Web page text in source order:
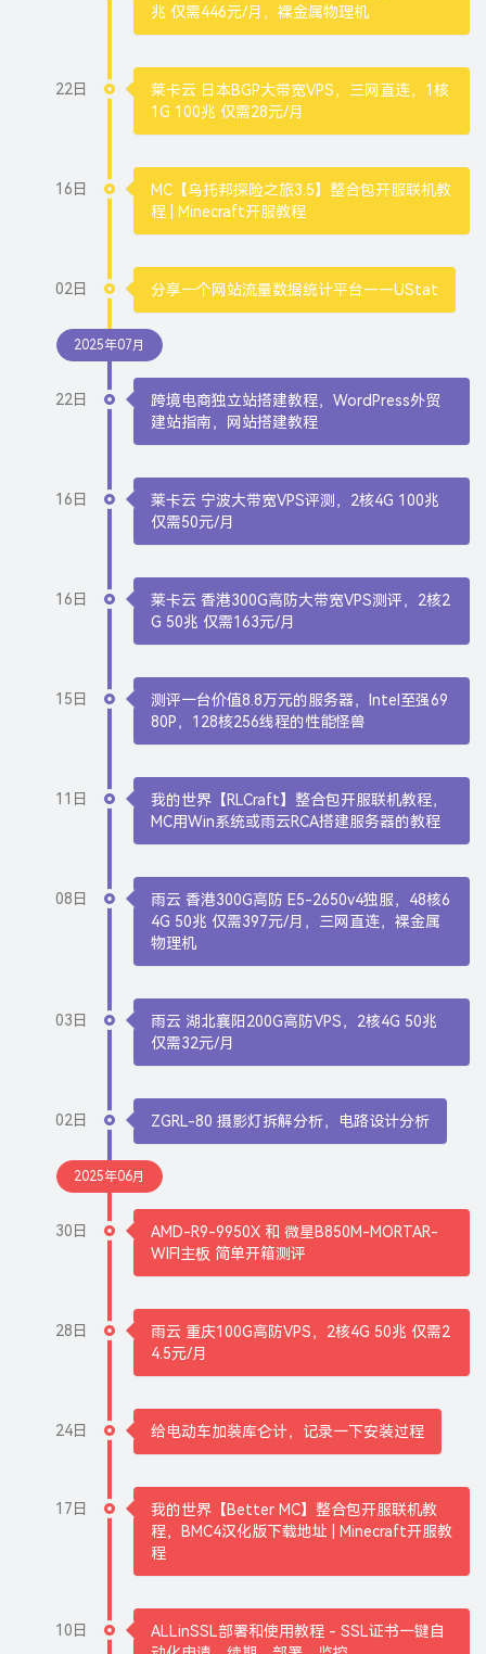
兆 仅需446元/月，裸金属物理机
22日
莱卡云 日本BGP大带宽VPS，三网直连，1核
1G 100兆 仅需28元/月
16日
MC【乌托邦探险之旅3.5】整合包开服联机教
程 | Minecraft开服教程
02日 分享一个网站流量数据统计平台——UStat
2025年07月
22日
跨境电商独立站搭建教程，WordPress外贸
建站指南，网站搭建教程
16日
莱卡云 宁波大带宽VPS评测，2核4G 100兆
仅需50元/月
16日
莱卡云 香港300G高防大带宽VPS测评，2核2
G 50兆 仅需163元/月
15日
测评一台价值8.8万元的服务器，Intel至强69
80P，128核256线程的性能怪兽
11日
我的世界【RLCraft】整合包开服联机教程，
MC用Win系统或雨云RCA搭建服务器的教程
08日
雨云 香港300G高防 E5-2650v4独服，48核6
4G 50兆 仅需397元/月，三网直连，裸金属
物理机
03日
雨云 湖北襄阳200G高防VPS，2核4G 50兆
仅需32元/月
02日 ZGRL-80 摄影灯拆解分析，电路设计分析
2025年06月
30日
AMD-R9-9950X 和 微星B850M-MORTAR-
WIFI主板 简单开箱测评
28日
雨云 重庆100G高防VPS，2核4G 50兆 仅需2
4.5元/月
24日 给电动车加装库仑计，记录一下安装过程
17日
我的世界【Better MC】整合包开服联机教
程，BMC4汉化版下载地址 | Minecraft开服教
程
10日
ALLinSSL部署和使用教程 - SSL证书一键自